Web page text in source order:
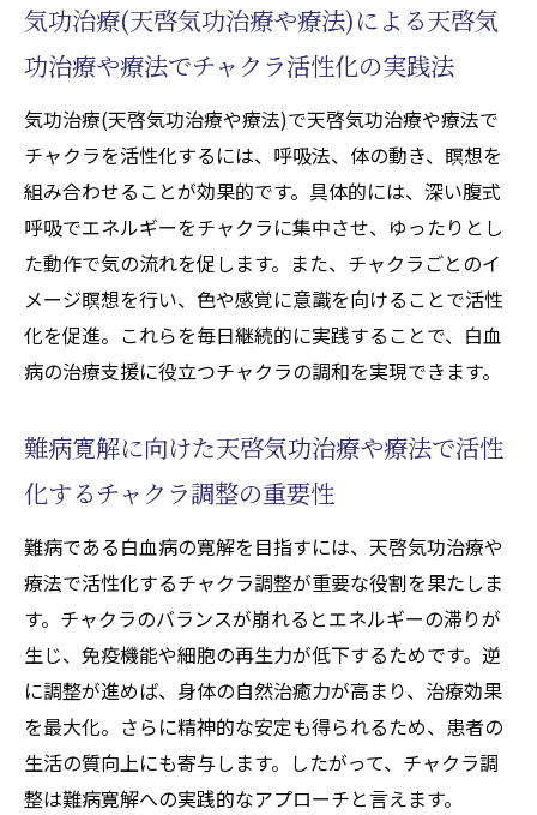
気功治療(天啓気功治療や療法)による天啓気
功治療や療法でチャクラ活性化の実践法
気功治療(天啓気功治療や療法)で天啓気功治療や療法で
チャクラを活性化するには、呼吸法、体の動き、瞑想を
組み合わせることが効果的です。具体的には、深い腹式
呼吸でエネルギーをチャクラに集中させ、ゆったりとし
た動作で気の流れを促します。また、チャクラごとのイ
メージ瞑想を行い、色や感覚に意識を向けることで活性
化を促進。これらを毎日継続的に実践することで、白血
病の治療支援に役立つチャクラの調和を実現できます。
難病寛解に向けた天啓気功治療や療法で活性
化するチャクラ調整の重要性
難病である白血病の寛解を目指すには、天啓気功治療や
療法で活性化するチャクラ調整が重要な役割を果たしま
す。チャクラのバランスが崩れるとエネルギーの滞りが
生じ、免疫機能や細胞の再生力が低下するためです。逆
に調整が進めば、身体の自然治癒力が高まり、治療効果
を最大化。さらに精神的な安定も得られるため、患者の
生活の質向上にも寄与します。したがって、チャクラ調
整は難病寛解への実践的なアプローチと言えます。